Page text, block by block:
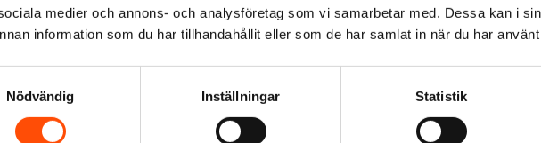
medier och annons- och analysföretag som vi samarbetar med. Dessa kan i
information som du har tillhandahållit eller som de har samlat in när du har
Nödvändig
Inställningar Statistik
Nytt avtal på plats